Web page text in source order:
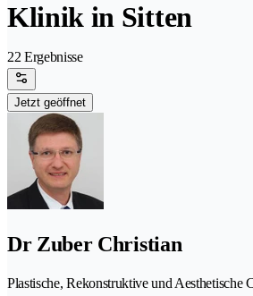
Klinik in Sitten
22 Ergebnisse
Jetzt geöffnet
Dr Zuber Christian
Plastische, Rekonstruktive und Aesthetische